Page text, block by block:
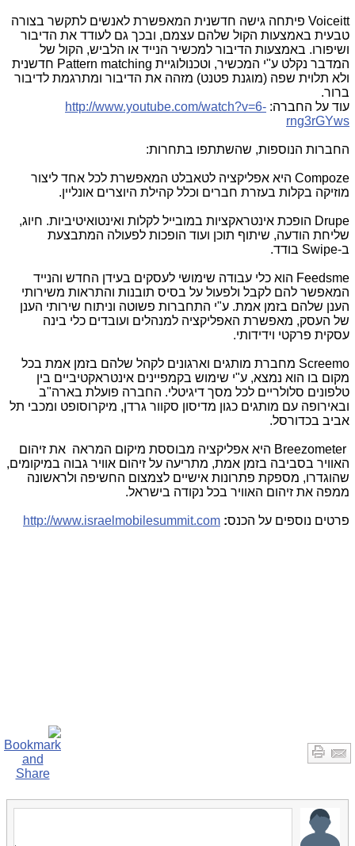
Voiceitt פיתחה גישה חדשנית המאפשרת לאנשים לתקשר בצורה
טבעית באמצעות הקול שלהם עצמם, ובכך גם לעודד את הדיבור
ושיפורו. באמצעות הדיבור למכשיר הנייד או הלביש, הקול של
המדבר נקלט ע"י המכשיר, וטכנולוגיית Pattern matching חדשנית
ולא תלוית שפה (מוגנת פטנט) מזהה את הדיבור ומתרגמת לדיבור
ברור.
עוד על החברה: http://www.youtube.com/watch?v=6-
rng3rGYws
החברות הנוספות, שהשתתפו בתחרות:
Compoze היא אפליקציה לטאבלט המאפשרת לכל אחד ליצור
מוזיקה בקלות בעזרת חברים וכלל קהילת היוצרים אונליין.
Drupe הופכת אינטראקציות במובייל לקלות ואינטואיטיביות. חיוג,
שליחת הודעה, שיתוף תוכן ועוד הופכות לפעולה המתבצעת
ב-Swipe בודד.
Feedsme הוא כלי עבודה שימושי לעסקים בעידן החדש והנייד
המאפשר להם לקבל ולפעול על בסיס תובנות והתראות משירותי
הענן שלהם בזמן אמת. ע"י התחברות פשוטה וניתוח שירותי הענן
של העסק, מאפשרת האפליקציה למנהלים ועובדים כלי בינה
עסקית פרקטי וידידותי.
Screemo מחברת מותגים וארגונים לקהל שלהם בזמן אמת בכל
מקום בו הוא נמצא, ע"י שימוש בקמפיינים אינטראקטיביים בין
טלפונים סלולריים לכל מסך דיגיטלי. החברה פועלת בארה"ב
ובאירופה עם מותגים כגון מדיסון סקוור גרדן, מיקרוסופט ומכבי תל
אביב בכדורסל.
Breezometer היא אפליקציה מבוססת מיקום המראה את זיהום
האוויר בסביבה בזמן אמת, מתריעה על זיהום אוויר גבוה במיקומים,
שהוגדרו, מספקת פתרונות אישיים לצמצום החשיפה ולראשונה
ממפה את זיהום האוויר בכל נקודה בישראל.
פרטים נוספים על הכנס:
http://www.israelmobilesummit.com